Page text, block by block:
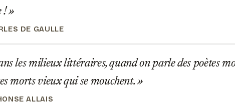
!
DE GAULLE
les milieux littéraires, quand on parle des poètes
morts vieux qui se mouchent.
ALLAIS